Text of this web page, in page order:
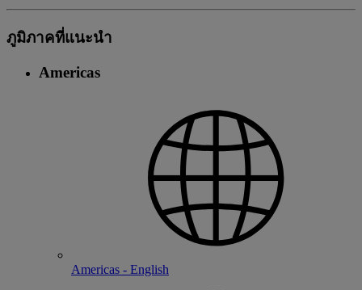
ภูมิภาคที่แนะนํา
Americas
Americas - English